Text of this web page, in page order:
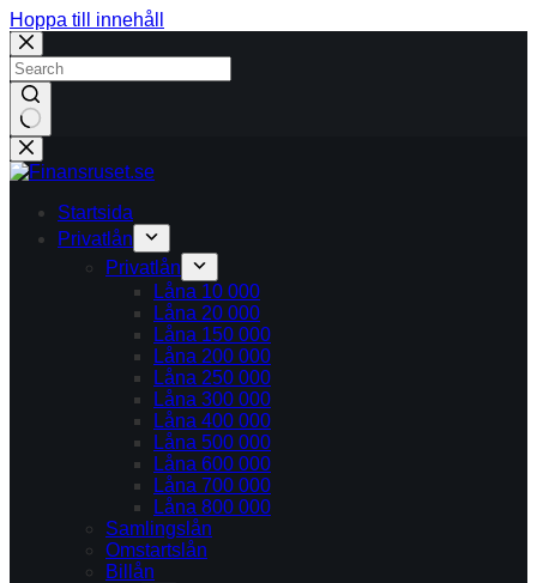
Hoppa till innehåll
Inga
resultat
Startsida
Privatlån
Privatlån
Låna 10 000
Låna 20 000
Låna 150 000
Låna 200 000
Låna 250 000
Låna 300 000
Låna 400 000
Låna 500 000
Låna 600 000
Låna 700 000
Låna 800 000
Samlingslån
Omstartslån
Billån